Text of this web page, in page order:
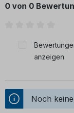
0 von 0
anzeigen.
Noch